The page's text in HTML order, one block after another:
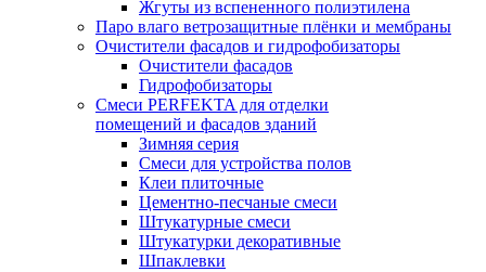
Жгуты из вспененного полиэтилена
Паро влаго ветрозащитные плёнки и мембраны
Очистители фасадов и гидрофобизаторы
Очистители фасадов
Гидрофобизаторы
Смеси PERFEKTA для отделки
помещений и фасадов зданий
Зимняя серия
Смеси для устройства полов
Клеи плиточные
Цементно-песчаные смеси
Штукатурные смеси
Штукатурки декоративные
Шпаклевки